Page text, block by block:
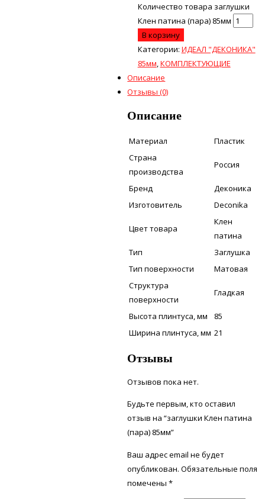
Количество товара заглушки
Клен патина (пара) 85мм
В корзину
Категории: ИДЕАЛ "ДЕКОНИКА"
85мм,КОМПЛЕКТУЮЩИЕ
Описание
Отзывы (0)
Описание
Материал
Пластик
Страна
производства
Россия
Бренд
Деконика
Изготовитель
Deconika
Цвет товара
Клен
патина
Тип
Заглушка
Тип поверхности
Матовая
Структура
поверхности
Гладкая
Высота плинтуса, мм
85
Ширина плинтуса, мм 21
Отзывы
Отзывов пока нет.
Будьте первым, кто оставил
отзыв на “заглушки Клен патина
(пара) 85мм”
Ваш адрес email не будет
опубликован. Обязательные поля
помечены*